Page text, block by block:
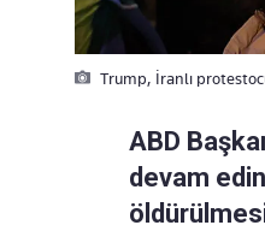
Trump, İranlı
ABD
devam